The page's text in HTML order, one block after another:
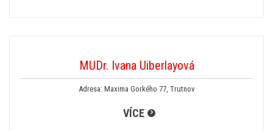
MUDr. Ivana Uiberlayová
Adresa: Maxima Gorkého 77, Trutnov
VÍCE